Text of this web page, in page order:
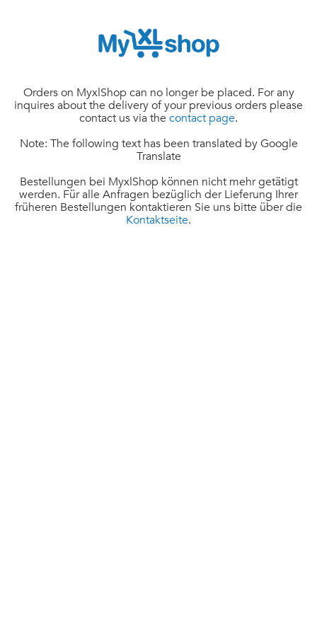
Orders on MyxlShop can no longer be placed. For any
inquires about the delivery of your previous orders please
contact us via the contact page.
Note: The following text has been translated by Google
Translate
Bestellungen bei MyxlShop können nicht mehr getätigt
werden. Für alle Anfragen bezüglich der Lieferung Ihrer
früheren Bestellungen kontaktieren Sie uns bitte über die
Kontaktseite.